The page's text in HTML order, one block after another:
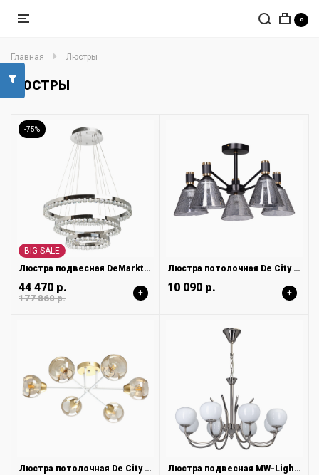
0
Главная Люстры
ЛЮСТРЫ
-75%
BIG SALE
Люстра подвесная DeMarkt Глобула 690010603
44 470 р.
177 860 р. +
Люстра потолочная De City Dela 635011205
10 090 р. +
Люстра потолочная De City Вита 220013606 Люстра подвесная MW-Light Оливия 306014808